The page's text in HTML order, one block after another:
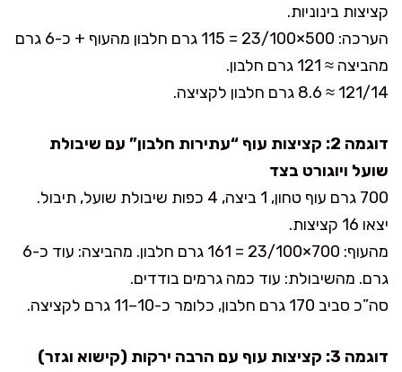
קציצות בינוניות.
הערכה: 500×23/100 = 115 גרם חלבון מהעוף + כ-6 גרם
מהביצה ≈ 121 גרם חלבון.
121/14 ≈ 8.6 גרם חלבון לקציצה.
דוגמה 2: קציצות עוף “עתירות חלבון” עם שיבולת
שועל ויוגורט בצד
700 גרם עוף טחון, 1 ביצה, 4 כפות שיבולת שועל, תיבול.
יצאו 16 קציצות.
מהעוף: 700×23/100 = 161 גרם חלבון. מהביצה: עוד כ-6
גרם. מהשיבולת: עוד כמה גרמים בודדים.
סה”כ סביב 170 גרם חלבון, כלומר כ-10–11 גרם לקציצה.
דוגמה 3: קציצות עוף עם הרבה ירקות (קישוא וגזר)